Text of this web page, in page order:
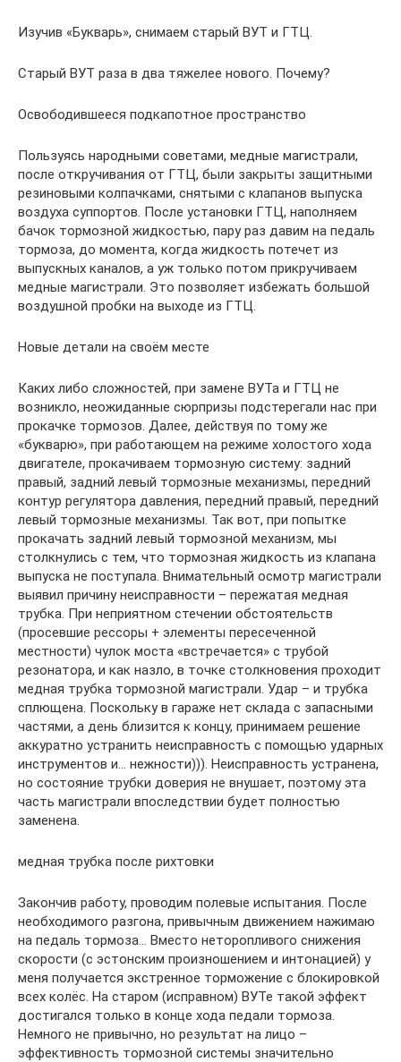
Изучив «Букварь», снимаем старый ВУТ и ГТЦ.
Старый ВУТ раза в два тяжелее нового. Почему?
Освободившееся подкапотное пространство
Пользуясь народными советами, медные магистрали,
после откручивания от ГТЦ, были закрыты защитными
резиновыми колпачками, снятыми с клапанов выпуска
воздуха суппортов. После установки ГТЦ, наполняем
бачок тормозной жидкостью, пару раз давим на педаль
тормоза, до момента, когда жидкость потечет из
выпускных каналов, а уж только потом прикручиваем
медные магистрали. Это позволяет избежать большой
воздушной пробки на выходе из ГТЦ.
Новые детали на своём месте
Каких либо сложностей, при замене ВУТа и ГТЦ не
возникло, неожиданные сюрпризы подстерегали нас при
прокачке тормозов. Далее, действуя по тому же
«букварю», при работающем на режиме холостого хода
двигателе, прокачиваем тормозную систему: задний
правый, задний левый тормозные механизмы, передний
контур регулятора давления, передний правый, передний
левый тормозные механизмы. Так вот, при попытке
прокачать задний левый тормозной механизм, мы
столкнулись с тем, что тормозная жидкость из клапана
выпуска не поступала. Внимательный осмотр магистрали
выявил причину неисправности – пережатая медная
трубка. При неприятном стечении обстоятельств
(просевшие рессоры + элементы пересеченной
местности) чулок моста «встречается» с трубой
резонатора, и как назло, в точке столкновения проходит
медная трубка тормозной магистрали. Удар – и трубка
сплющена. Поскольку в гараже нет склада с запасными
частями, а день близится к концу, принимаем решение
аккуратно устранить неисправность с помощью ударных
инструментов и… нежности))). Неисправность устранена,
но состояние трубки доверия не внушает, поэтому эта
часть магистрали впоследствии будет полностью
заменена.
медная трубка после рихтовки
Закончив работу, проводим полевые испытания. После
необходимого разгона, привычным движением нажимаю
на педаль тормоза… Вместо неторопливого снижения
скорости (с эстонским произношением и интонацией) у
меня получается экстренное торможение с блокировкой
всех колёс. На старом (исправном) ВУТе такой эффект
достигался только в конце хода педали тормоза.
Немного не привычно, но результат на лицо –
эффективность тормозной системы значительно